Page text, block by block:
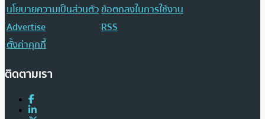
นโยบายความเป็นส่วนตัวข้อตกลงในการใช้งาน
Advertise
RSS
ตั้งค่าคุกกี้
ติดตามเรา